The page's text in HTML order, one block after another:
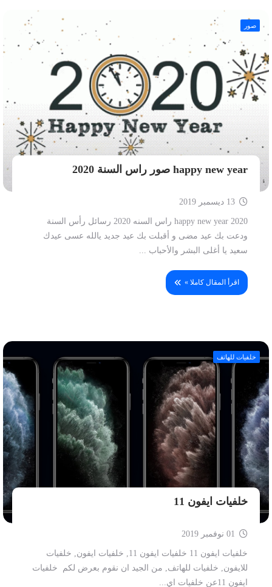
صور
happy new year صور راس السنة 2020
happy new year 2020 راس السنه 2020 رسائل رأس السنة
ودعت بك عيد مضى و أقبلت بك عيد جديد يالله عسى عيدك
سعيد يا أغلى البشر والأحباب ...
اقرأ المقال كاملا »
خلفيات للهاتف
خلفيات ايفون 11
خلفيات ايفون 11 خلفيات ايفون 11, خلفيات ايفون, خلفيات
للايفون, خلفيات للهاتف, من الجيد ان نقوم بعرض لكم خلفيات
ايفون 11عن خلفيات اي...